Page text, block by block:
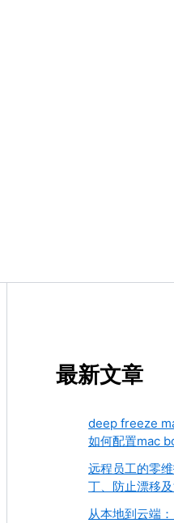
最新文章
deep freeze
如何配置mac
远程员工的零
丁、防止漂移
从本地到云端